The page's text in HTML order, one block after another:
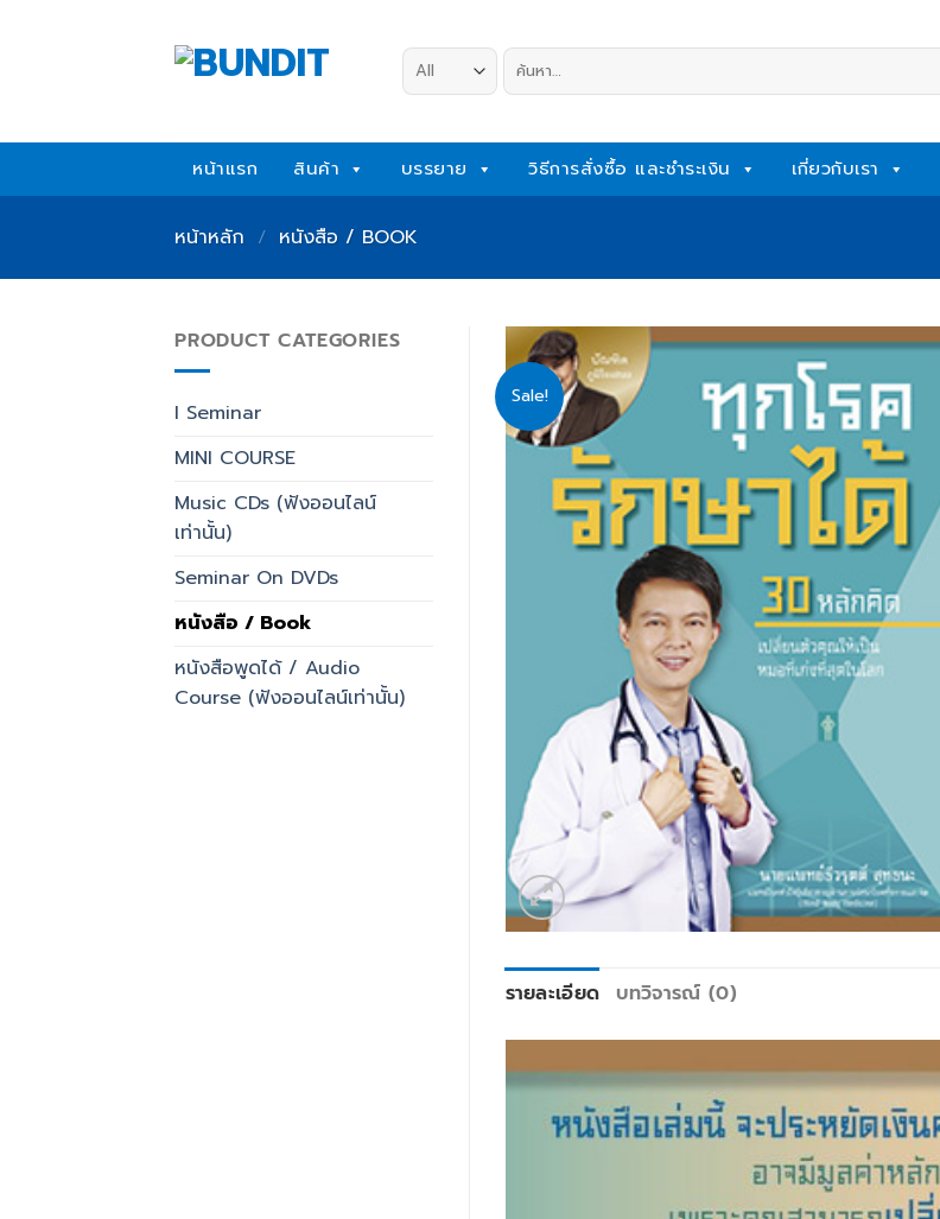
ค้นหา:
หน้าแรก สินค้า บรรยาย วิธีการสั่งซื้อ และชำระเงิน เกี่ยวกับเรา
หน้าหลัก / หนังสือ / BOOK
PRODUCT CATEGORIES
I Seminar
MINI COURSE
Music CDs (ฟังออนไลน์
เท่านั้น)
Seminar On DVDs
หนังสือ / Book
หนังสือพูดได้ / Audio
Course (ฟังออนไลน์เท่านั้น)
Sale!
Add
to
wishlist
รายละเอียด บทวิจารณ์ (0)